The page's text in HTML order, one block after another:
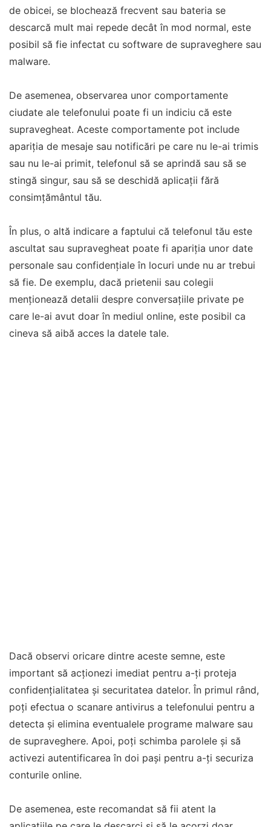
de obicei, se blochează frecvent sau bateria se
descarcă mult mai repede decât în mod normal, este
posibil să fie infectat cu software de supraveghere sau
malware.
De asemenea, observarea unor comportamente
ciudate ale telefonului poate fi un indiciu că este
supravegheat. Aceste comportamente pot include
apariția de mesaje sau notificări pe care nu le-ai trimis
sau nu le-ai primit, telefonul să se aprindă sau să se
stingă singur, sau să se deschidă aplicații fără
consimțământul tău.
În plus, o altă indicare a faptului că telefonul tău este
ascultat sau supravegheat poate fi apariția unor date
personale sau confidențiale în locuri unde nu ar trebui
să fie. De exemplu, dacă prietenii sau colegii
menționează detalii despre conversațiile private pe
care le-ai avut doar în mediul online, este posibil ca
cineva să aibă acces la datele tale.
Dacă observi oricare dintre aceste semne, este
important să acționezi imediat pentru a-ți proteja
confidențialitatea și securitatea datelor. În primul rând,
poți efectua o scanare antivirus a telefonului pentru a
detecta și elimina eventualele programe malware sau
de supraveghere. Apoi, poți schimba parolele și să
activezi autentificarea în doi pași pentru a-ți securiza
conturile online.
De asemenea, este recomandat să fii atent la